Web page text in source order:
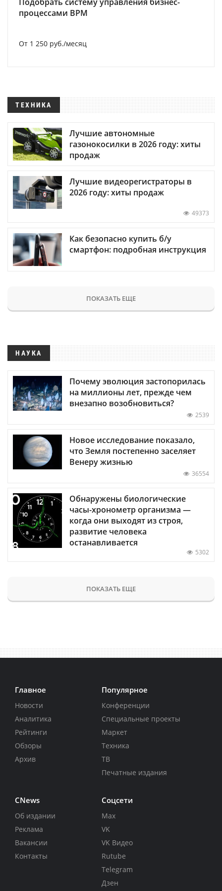
процессами BPM
От 1 250 руб./месяц
ТЕХНИКА
Лучшие автономные
газонокосилки в 2026 году: хиты
продаж
Лучшие видеорегистраторы в
2026 году: хиты продаж
49373
Как безопасно купить б/у
смартфон: подробная инструкция
ПОКАЗАТЬ ЕЩЕ
НАУКА
Почему эволюция застопорилась
на миллионы лет, прежде чем
внезапно возобновиться?
2539
Новое исследование показало,
что Земля постепенно заселяет
Венеру жизнью
36554
Обнаружены биологические
часы-хронометр организма —
когда они выходят из строя,
развитие человека
останавливается
5302
ПОКАЗАТЬ ЕЩЕ
Главное
Новости
Аналитика
Рейтинги
Обзоры
Архив
Популярное
Конференции
Специальные проекты
Маркет
Техника
ТВ
Печатные издания
CNews
Об издании
Реклама
Вакансии
Контакты
Соцсети
Max
VK
VK Видео
Rutube
Telegram
Дзен